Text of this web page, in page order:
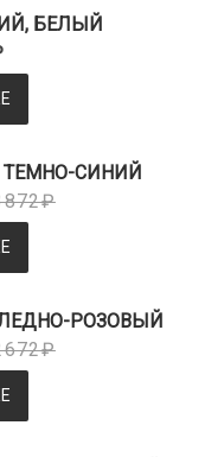
БЕЛЫЙ
ТЕМНО-СИНИЙ
РОЗОВЫЙ